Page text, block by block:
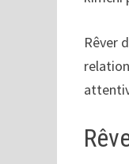
Rêver